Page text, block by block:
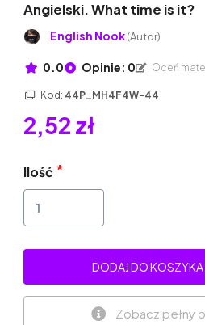
Angielski. What time is it?
English Nook(Autor)
0.0 Opinie: 0 Oceń
Kod: 44P_MH4F4W-44
2,52 zł
Ilość
DODAJ DO KOSZYKA
Zobacz pełny